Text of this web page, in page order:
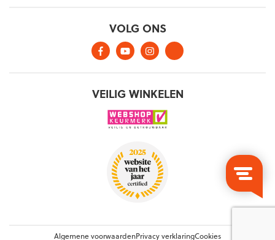
Algemene voorwaardenPrivacy verklaringCookies